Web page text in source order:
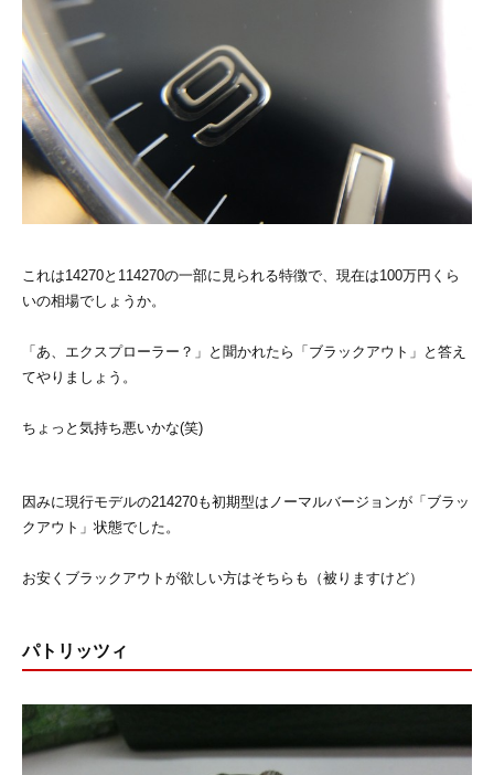
これは14270と114270の一部に見られる特徴で、現在は100万円くら
いの相場でしょうか。
「あ、エクスプローラー？」と聞かれたら「ブラックアウト」と答え
てやりましょう。
ちょっと気持ち悪いかな(笑)
因みに現行モデルの214270も初期型はノーマルバージョンが「ブラッ
クアウト」状態でした。
お安くブラックアウトが欲しい方はそちらも（被りますけど）
パトリッツィ